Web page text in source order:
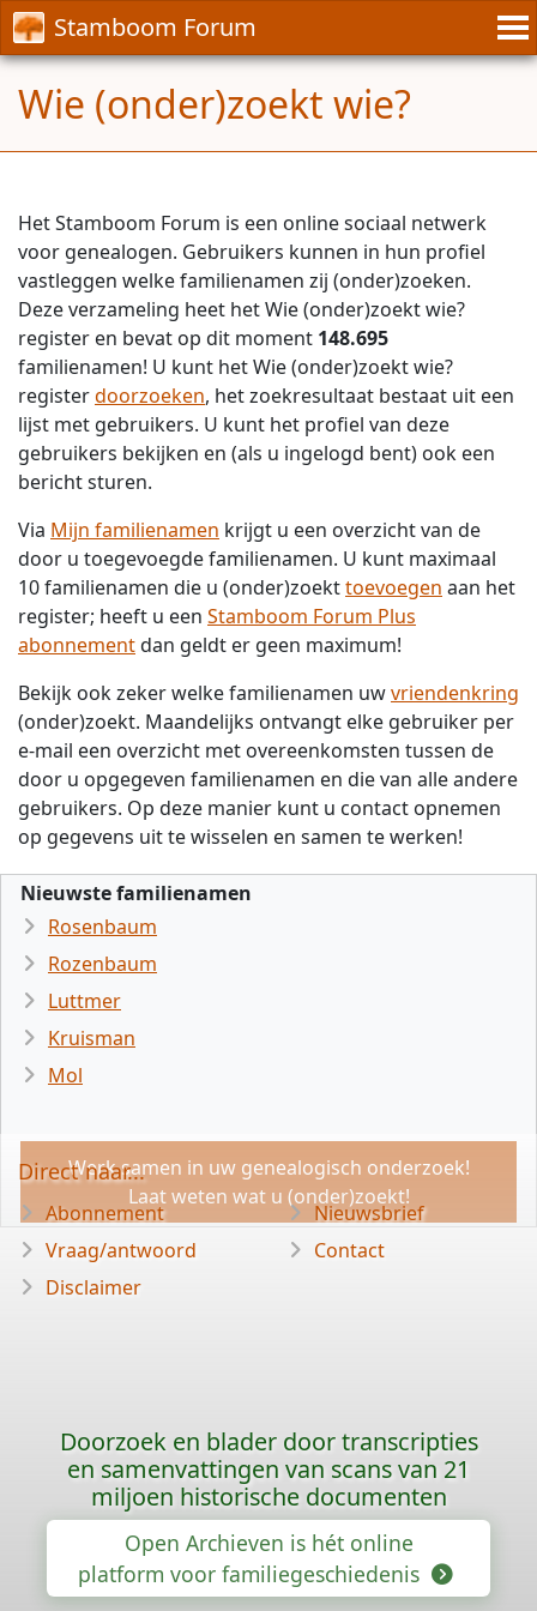
Stamboom Forum
Wie (onder)zoekt wie?
Het Stamboom Forum is een online sociaal netwerk
voor genealogen. Gebruikers kunnen in hun profiel
vastleggen welke familienamen zij (onder)zoeken.
Deze verzameling heet het Wie (onder)zoekt wie?
register en bevat op dit moment 148.695
familienamen! U kunt het Wie (onder)zoekt wie?
registerdoorzoeken, het zoekresultaat bestaat uit een
lijst met gebruikers. U kunt het profiel van deze
gebruikers bekijken en (als u ingelogd bent) ook een
bericht sturen.
Via Mijn familienamen krijgt u een overzicht van de
door u toegevoegde familienamen. U kunt maximaal
10 familienamen die u (onder)zoekttoevoegen aan het
register; heeft u een Stamboom Forum Plus
abonnementdan geldt er geen maximum!
Bekijk ook zeker welke familienamen uwvriendenkring
(onder)zoekt. Maandelijks ontvangt elke gebruiker per
e-mail een overzicht met overeenkomsten tussen de
door u opgegeven familienamen en die van alle andere
gebruikers. Op deze manier kunt u contact opnemen
op gegevens uit te wisselen en samen te werken!
Nieuwste familienamen
Rosenbaum
Rozenbaum
Luttmer
Kruisman
Mol
Werk samen in uw genealogisch onderzoek!
Laat weten wat u (onder)zoekt!
Direct naar...
Abonnement
Vraag/antwoord
Disclaimer
Nieuwsbrief
Contact
Doorzoek en blader door transcripties
en samenvattingen van scans van 21
miljoen historische documenten
Open Archieven is hét online
platform voor familiegeschiedenis